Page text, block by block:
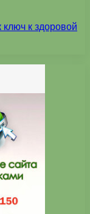
к здоровой